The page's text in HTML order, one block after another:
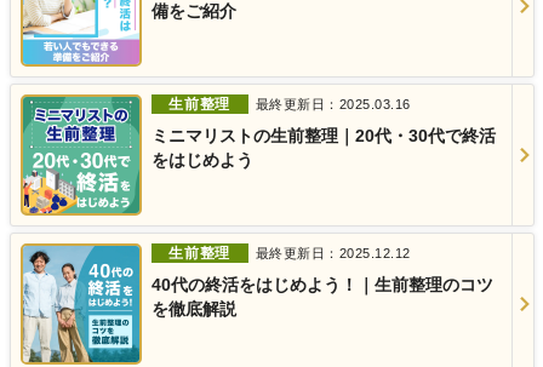
備をご紹介
生前整理 最終更新日：2025.03.16
ミニマリストの生前整理｜20代・30代で終活
をはじめよう
生前整理 最終更新日：2025.12.12
40代の終活をはじめよう！｜生前整理のコツ
を徹底解説